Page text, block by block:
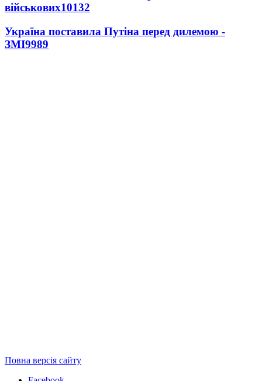
військових10132
Україна поставила Путіна перед дилемою -
ЗМІ9989
Повна версія сайту